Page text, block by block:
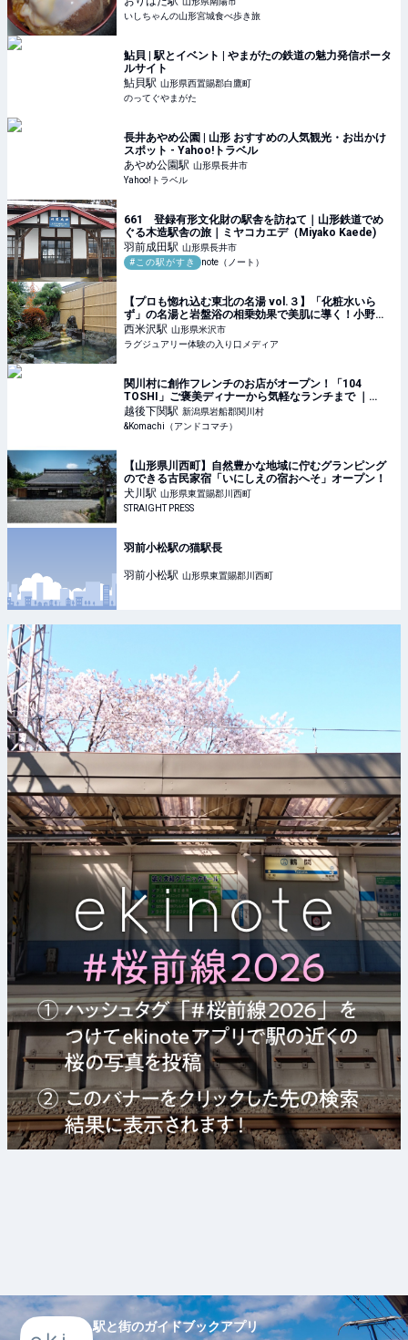
いしちゃんの山形宮城食べ歩き旅
鮎貝 | 駅とイベント | やまがたの鉄道の魅力発信ポータ
ルサイト
鮎貝駅 山形県西置賜郡白鷹町
のってぐやまがた
長井あやめ公園 | 山形 おすすめの人気観光・お出かけ
スポット - Yahoo!トラベル
あやめ公園駅 山形県長井市
Yahoo!トラベル
661 登録有形文化財の駅舎を訪ねて｜山形鉄道でめ
ぐる木造駅舎の旅｜ミヤコカエデ（Miyako Kaede)
羽前成田駅 山形県長井市
#この駅がすき
note（ノート）
【プロも惚れ込む東北の名湯 vol.３】「化粧水いら
ず」の名湯と岩盤浴の相乗効果で美肌に導く！小野川
温泉「高砂屋」
西米沢駅 山形県米沢市
ラグジュアリー体験の入り口メディア
関川村に創作フレンチのお店がオープン！「104
TOSHI」ご褒美ディナーから気軽なランチまで ｜
&Komachi
越後下関駅 新潟県岩船郡関川村
&Komachi（アンドコマチ）
【山形県川西町】自然豊かな地域に佇むグランピング
のできる古民家宿「いにしえの宿おへそ」オープン！
犬川駅 山形県東置賜郡川西町
STRAIGHT PRESS
羽前小松駅の猫駅長
羽前小松駅 山形県東置賜郡川西町
駅と街のガイドブックアプリ